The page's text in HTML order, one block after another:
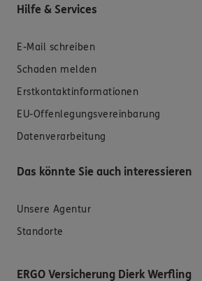
Hilfe & Services
E-Mail schreiben
Schaden melden
Erstkontaktinformationen
EU-Offenlegungsvereinbarung
Datenverarbeitung
Das könnte Sie auch interessieren
Unsere Agentur
Standorte
ERGO Versicherung Dierk Werfling